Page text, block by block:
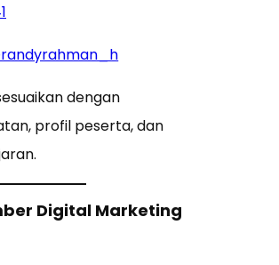
dengan
profil peserta, dan
Digital Marketing